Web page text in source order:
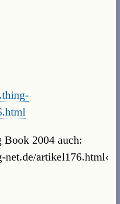
2004 auch:
artikel176.html‹